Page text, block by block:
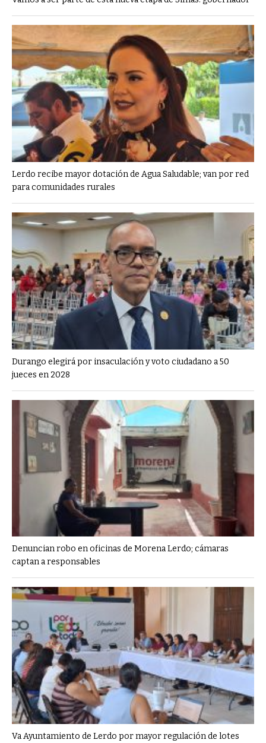
Lerdo recibe mayor dotación de Agua Saludable; van por red
para comunidades rurales
Durango elegirá por insaculación y voto ciudadano a 50
jueces en 2028
Denuncian robo en oficinas de Morena Lerdo; cámaras
captan a responsables
Va Ayuntamiento de Lerdo por mayor regulación de lotes